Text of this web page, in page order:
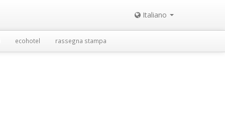
Italiano
ecohotel rassegna stampa